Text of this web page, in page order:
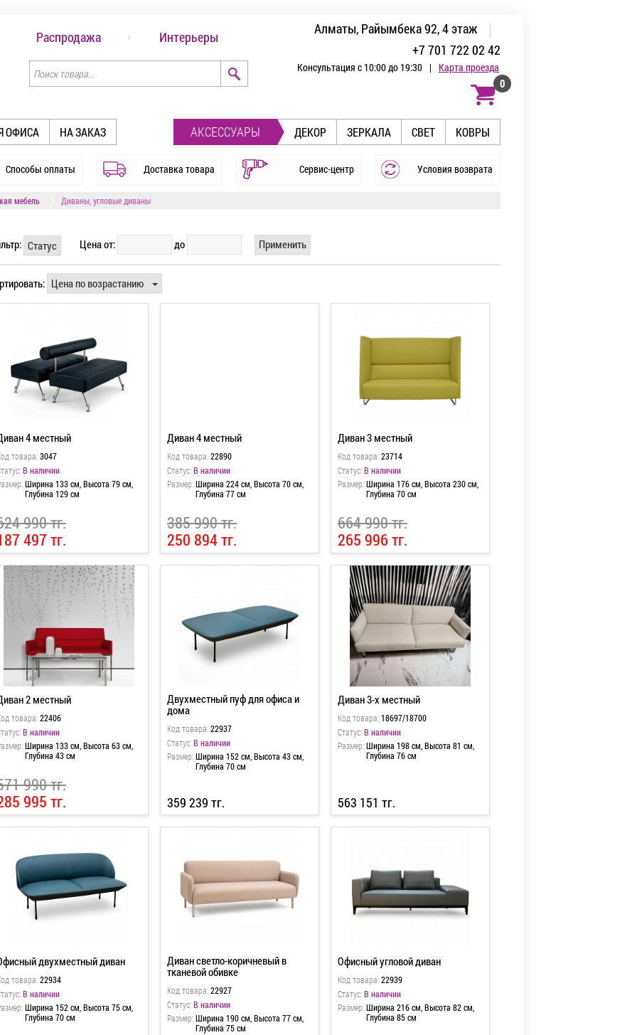
Распродажа Интерьеры
Алматы, Райымбека 92, 4 этаж
+7 701 722 02 42
Консультация с 10:00 до 19:30 | Карта проезда
0
ОФИСА НА ЗАКАЗ АКСЕССУАРЫ ДЕКОР ЗЕРКАЛА СВЕТ КОВРЫ
Способы оплаты Доставка товара Сервис-центр Условия возврата
мебель Диваны, угловые диваны
Статус Цена от: до Применить
Цена по возрастанию
4 местный
товара:3047
В наличии
Ширина 133 см, Высота 79 см,
Глубина 129 см
990 тг.
497 тг.
Диван 4 местный
Код товара:22890
Статус:В наличии
Размер:Ширина 224 см, Высота 70 см,
Глубина 77 см
385 990 тг.
250 894 тг.
Диван 3 местный
Код товара:23714
Статус:В наличии
Размер:Ширина 176 см, Высота 230 см,
Глубина 70 см
664 990 тг.
265 996 тг.
2 местный
товара:22406
В наличии
Ширина 133 см, Высота 63 см,
Глубина 43 см
990 тг.
995 тг.
Двухместный пуф для офиса и
дома
Код товара:22937
Статус:В наличии
Размер:Ширина 152 см, Высота 43 см,
Глубина 70 см
359 239 тг.
Диван 3-х местный
Код товара:18697/18700
Статус:В наличии
Размер:Ширина 198 см, Высота 81 см,
Глубина 76 см
563 151 тг.
двухместный диван
товара:22934
В наличии
Ширина 152 см, Высота 75 см,
Глубина 70 см
Диван светло-коричневый в
тканевой обивке
Код товара:22927
Статус:В наличии
Размер:Ширина 190 см, Высота 77 см,
Глубина 75 см
Офисный угловой диван
Код товара:22939
Статус:В наличии
Размер:Ширина 216 см, Высота 82 см,
Глубина 85 см